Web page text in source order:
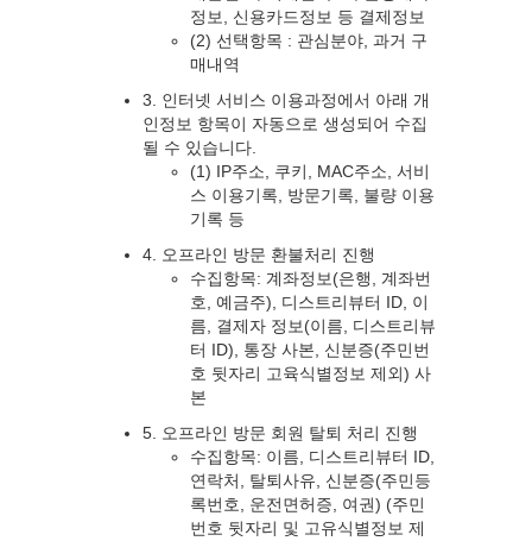
정보, 신용카드정보 등 결제정보
(2) 선택항목 : 관심분야, 과거 구
매내역
3. 인터넷 서비스 이용과정에서 아래 개
인정보 항목이 자동으로 생성되어 수집
될 수 있습니다.
(1) IP주소, 쿠키, MAC주소, 서비
스 이용기록, 방문기록, 불량 이용
기록 등
4. 오프라인 방문 환불처리 진행
수집항목: 계좌정보(은행, 계좌번
호, 예금주), 디스트리뷰터 ID, 이
름, 결제자 정보(이름, 디스트리뷰
터 ID), 통장 사본, 신분증(주민번
호 뒷자리 고육식별정보 제외) 사
본
5. 오프라인 방문 회원 탈퇴 처리 진행
수집항목: 이름, 디스트리뷰터 ID,
연락처, 탈퇴사유, 신분증(주민등
록번호, 운전면허증, 여권) (주민
번호 뒷자리 및 고유식별정보 제